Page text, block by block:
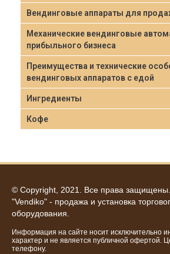
Вендинговые аппараты для
Механические вендинговые
прибыльного бизнеса
Преимущества и технические
вендинговых аппаратов с едой
Ингредиенты
Кофе
© Copyright, 2021. Все права защищены.
"Vendiko" - продажа и установка
оборудования.
Информация на сайте носит исключительно
характер и не является публичной офертой.
телефону.